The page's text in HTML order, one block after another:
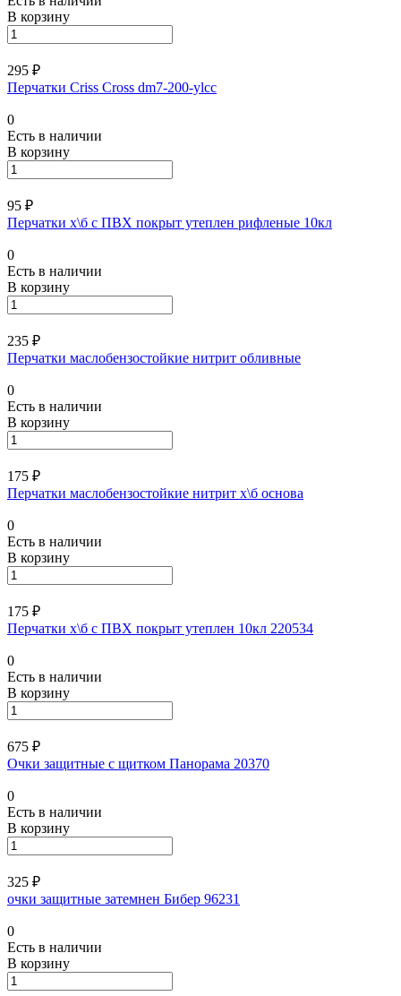
В корзину
295 ₽
Перчатки Criss Cross dm7-200-ylcc
0
Есть в наличии
В корзину
95 ₽
Перчатки х\б с ПВХ покрыт утеплен рифленые 10кл
0
Есть в наличии
В корзину
235 ₽
Перчатки маслобензостойкие нитрит обливные
0
Есть в наличии
В корзину
175 ₽
Перчатки маслобензостойкие нитрит х\б основа
0
Есть в наличии
В корзину
175 ₽
Перчатки х\б с ПВХ покрыт утеплен 10кл 220534
0
Есть в наличии
В корзину
675 ₽
Очки защитные с щитком Панорама 20370
0
Есть в наличии
В корзину
325 ₽
очки защитные затемнен Бибер 96231
0
Есть в наличии
В корзину